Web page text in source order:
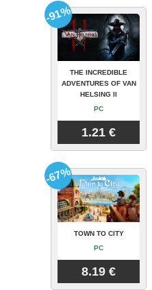
THE INCREDIBLE
ADVENTURES OF VAN
HELSING II
PC
1.21 €
-91%
TOWN TO CITY
PC
8.19 €
-67%